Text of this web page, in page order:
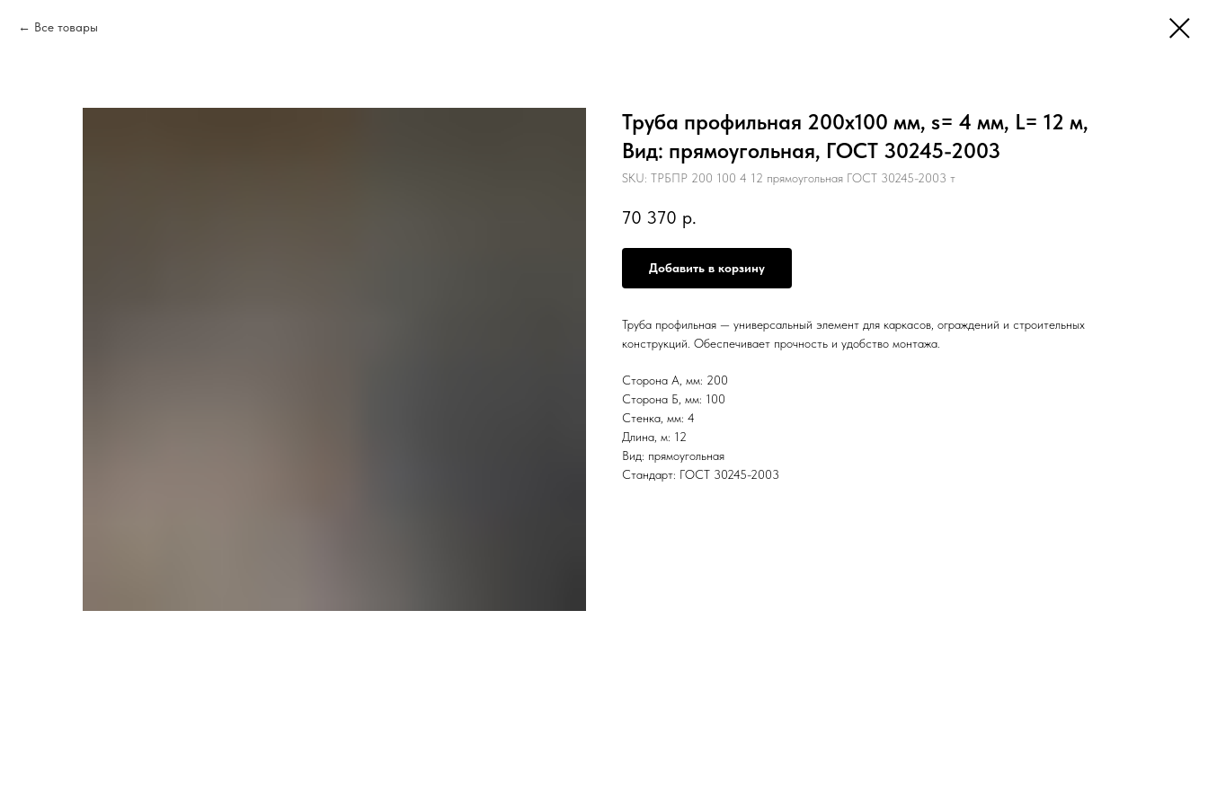
Все товары
Труба профильная 200х100 мм, s= 4 мм, L= 12 м,
Вид: прямоугольная, ГОСТ 30245-2003
SKU: ТРБПР 200 100 4 12 прямоугольная ГОСТ 30245-2003 т
70 370 р.
Добавить в корзину
Труба профильная — универсальный элемент для каркасов, ограждений и строительных
конструкций. Обеспечивает прочность и удобство монтажа.
Сторона А, мм: 200
Сторона Б, мм: 100
Стенка, мм: 4
Длина, м: 12
Вид: прямоугольная
Стандарт: ГОСТ 30245-2003